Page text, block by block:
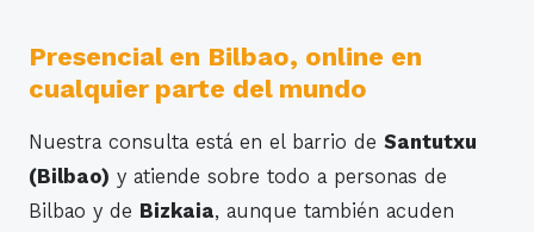
Presencial en Bilbao, online en
cualquier parte del mundo
Nuestra consulta está en el barrio de Santutxu
(Bilbao) y atiende sobre todo a personas de
Bilbao y de Bizkaia, aunque también acuden